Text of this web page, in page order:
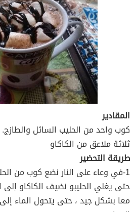
المقادير
كوب واحد من الحليب السائل
ثلاثة ملاعق من الكاكاو
طريقة التحضير
1-في وعاء على النار نضع كوب من
حتى يغلي الحليبو نضيف الكاكاو إلى
معا بشكل جيد ، حتى يتحول الماء